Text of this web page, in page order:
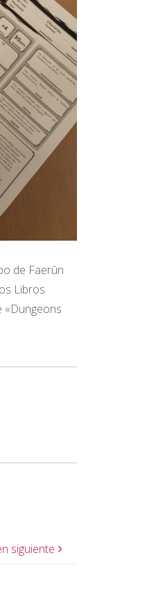
de Faerûn
Libros
«Dungeons
siguiente